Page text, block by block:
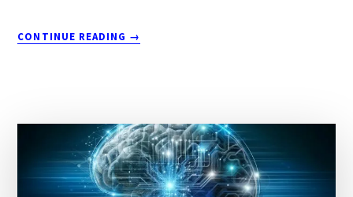
CONTINUE READING
ABOUT
MAI
BUNE?
ABILITATEA
DE
→